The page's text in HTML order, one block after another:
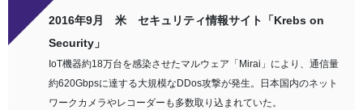
2016年9月 米 セキュリティ情報サイト「Krebs on
Security」
IoT機器約18万台を感染させたマルウェア「Mirai」により、通信量
約620Gbpsに達する大規模なDDos攻撃が発生。日本国内のネット
ワークカメラやレコーダーも多数取り込まれていた。